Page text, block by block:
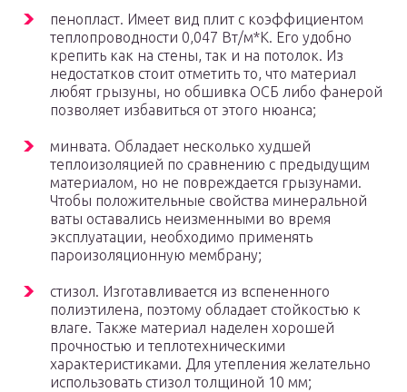
пенопласт. Имеет вид плит с коэффициентом
теплопроводности 0,047 Вт/м*К. Его удобно
крепить как на стены, так и на потолок. Из
недостатков стоит отметить то, что материал
любят грызуны, но обшивка ОСБ либо фанерой
позволяет избавиться от этого нюанса;
минвата. Обладает несколько худшей
теплоизоляцией по сравнению с предыдущим
материалом, но не повреждается грызунами.
Чтобы положительные свойства минеральной
ваты оставались неизменными во время
эксплуатации, необходимо применять
пароизоляционную мембрану;
стизол. Изготавливается из вспененного
полиэтилена, поэтому обладает стойкостью к
влаге. Также материал наделен хорошей
прочностью и теплотехническими
характеристиками. Для утепления желательно
использовать стизол толщиной 10 мм;